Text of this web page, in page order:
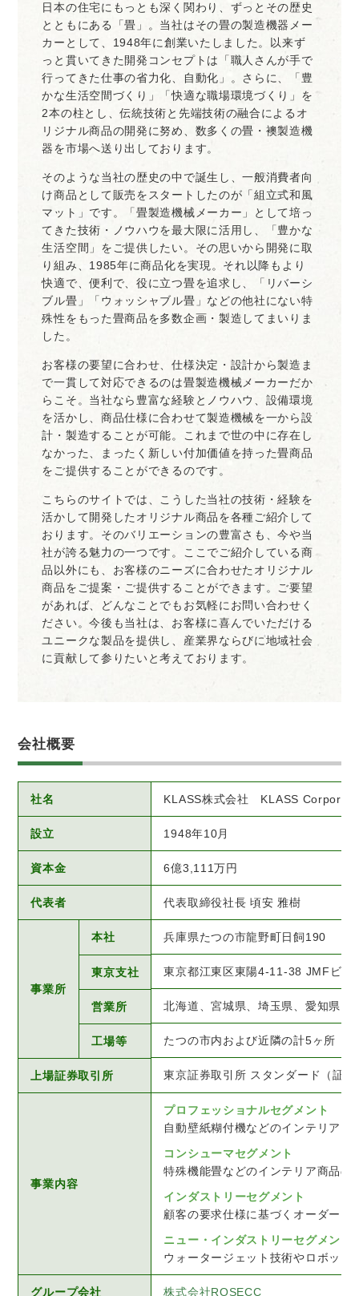
日本の住宅にもっとも深く関わり、ずっとその歴史
とともにある「畳」。当社はその畳の製造機器メー
カーとして、1948年に創業いたしました。以来ず
っと貫いてきた開発コンセプトは「職人さんが手で
行ってきた仕事の省力化、自動化」。さらに、「豊
かな生活空間づくり」「快適な職場環境づくり」を
2本の柱とし、伝統技術と先端技術の融合によるオ
リジナル商品の開発に努め、数多くの畳・襖製造機
器を市場へ送り出しております。
そのような当社の歴史の中で誕生し、一般消費者向
け商品として販売をスタートしたのが「組立式和風
マット」です。「畳製造機械メーカー」として培っ
てきた技術・ノウハウを最大限に活用し、「豊かな
生活空間」をご提供したい。その思いから開発に取
り組み、1985年に商品化を実現。それ以降もより
快適で、便利で、役に立つ畳を追求し、「リバーシ
ブル畳」「ウォッシャブル畳」などの他社にない特
殊性をもった畳商品を多数企画・製造してまいりま
した。
お客様の要望に合わせ、仕様決定・設計から製造ま
で一貫して対応できるのは畳製造機械メーカーだか
らこそ。当社なら豊富な経験とノウハウ、設備環境
を活かし、商品仕様に合わせて製造機械を一から設
計・製造することが可能。これまで世の中に存在し
なかった、まったく新しい付加価値を持った畳商品
をご提供することができるのです。
こちらのサイトでは、こうした当社の技術・経験を
活かして開発したオリジナル商品を各種ご紹介して
おります。そのバリエーションの豊富さも、今や当
社が誇る魅力の一つです。ここでご紹介している商
品以外にも、お客様のニーズに合わせたオリジナル
商品をご提案・ご提供することができます。ご要望
があれば、どんなことでもお気軽にお問い合わせく
ださい。今後も当社は、お客様に喜んでいただける
ユニークな製品を提供し、産業界ならびに地域社会
に貢献して参りたいと考えております。
会社概要
社名 KLASS株式会社 KLASS
設立 1948年10月
資本金 6億3,111万円
代表者 代表取締役社長 頃安 雅樹
事業所
本社 兵庫県たつの市龍野町日飼190
東京支社 東京都江東区東陽4-11-38 JMFビル
営業所 北海道、宮城県、埼玉県、愛知県、
工場等 たつの市内および近隣の計5ヶ所
上場証券取引所 東京証券取引所 スタンダード（証
事業内容
プロフェッショナルセグメント
自動壁紙糊付機などのインテリア
コンシューマセグメント
特殊機能畳などのインテリア商品
インダストリーセグメント
顧客の要求仕様に基づくオーダー
ニュー・インダストリーセグメント
ウォータージェット技術やロボッ
グループ会社 株式会社ROSECC